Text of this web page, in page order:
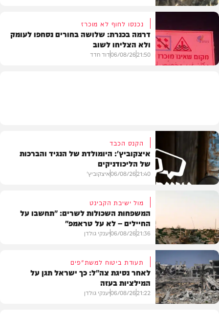
בעולם
נכנסו לחוף לא מוכרז
דרמה בכנרת: שלושה בחורים נסחפו לעומק
ולא הצליחו לשוב
21:50
06/08/26דוד חדד
חדשות
הקנס הכבד
איצקוביץ': היומולדת של הנגיד והברכות
של הליכודניקים
21:40
06/08/26איצקוביץ'
צבא וביטחון
מול ישיבת הקבינט
המשפחות השכולות לשרים: "תחשבו על
החיילים – לא על טראמפ"
21:36
06/08/26יענקי גולדן
תעודת ביטוח למשת"פים
לאחר נסיגת צה"ל: כך ישראל תגן על
המילציות בעזה
21:22
06/08/26יענקי גולדן